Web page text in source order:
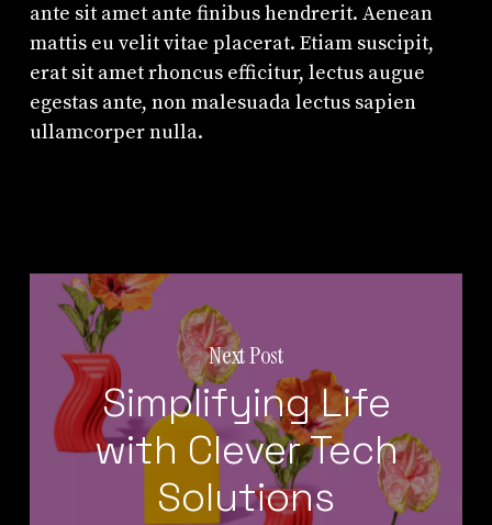
ante sit amet ante finibus hendrerit. Aenean
mattis eu velit vitae placerat. Etiam suscipit,
erat sit amet rhoncus efficitur, lectus augue
egestas ante, non malesuada lectus sapien
ullamcorper nulla.
Next Post
Simplifying Life
with Clever Tech
Solutions